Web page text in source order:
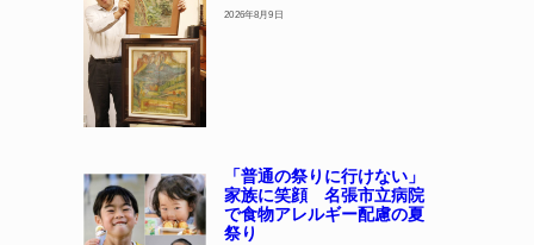
2026年8月9日
「普通の祭りに行けない」
家族に笑顔 名張市立病院
で食物アレルギー配慮の夏
祭り